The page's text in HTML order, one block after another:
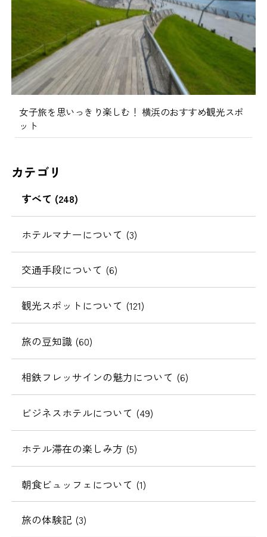
女子旅を思いっきり楽しむ！ 横浜のおすすめ観光スポ
ット
カテゴリ
すべて (248)
ホテルマナーについて (3)
交通手段について (6)
観光スポットについて (121)
旅の豆知識 (60)
相鉄フレッサインの魅力について (6)
ビジネスホテルについて (49)
ホテル滞在の楽しみ方 (5)
朝食ビュッフェについて (1)
旅の体験記 (3)